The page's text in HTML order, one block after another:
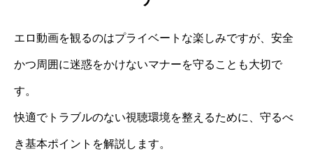
エロ動画を観るのはプライベートな楽しみですが、安全
かつ周囲に迷惑をかけないマナーを守ることも大切で
す。
快適でトラブルのない視聴環境を整えるために、守るべ
き基本ポイントを解説します。